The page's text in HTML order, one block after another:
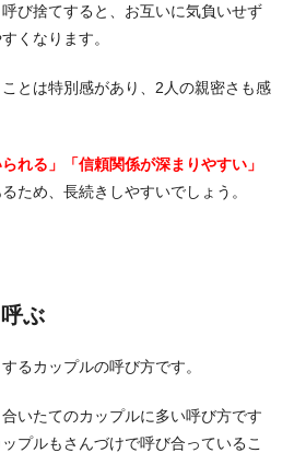
び捨てすると、お互いに気負いせず
くなります。
とは特別感があり、2人の親密さも感
れる」「信頼関係が深まりやすい」
ため、長続きしやすいでしょう。
ぶ
るカップルの呼び方です。
いたてのカップルに多い呼び方です
プルもさんづけで呼び合っているこ